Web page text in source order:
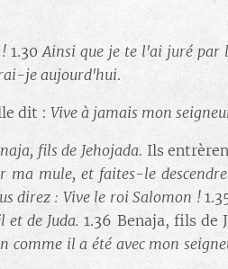
!1.30Ainsi que je te l'ai juré par
je aujourd'hui.
dit : Vive à jamais mon
fils de Jehojada. Ils
ma mule, et faites-le
direz : Vive le roi Salomon !
et de Juda.1.36 Benaja, fils
comme il a été avec mon